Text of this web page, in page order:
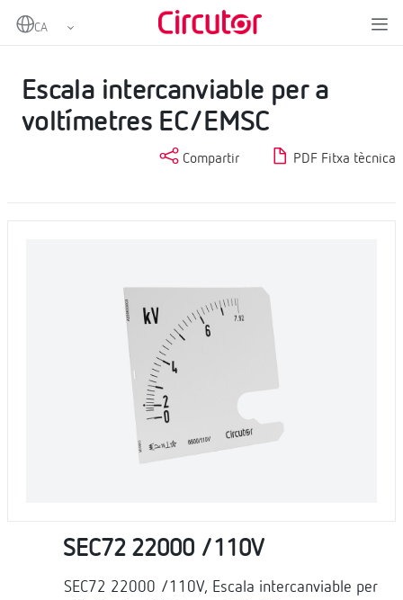
Home Instrumentació analògica
Escala intercanviable per a
voltímetres EC/EMSC
Compartir PDF Fitxa tècnica
SEC72 22000 /110V
SEC72 22000 /110V, Escala intercanviable per